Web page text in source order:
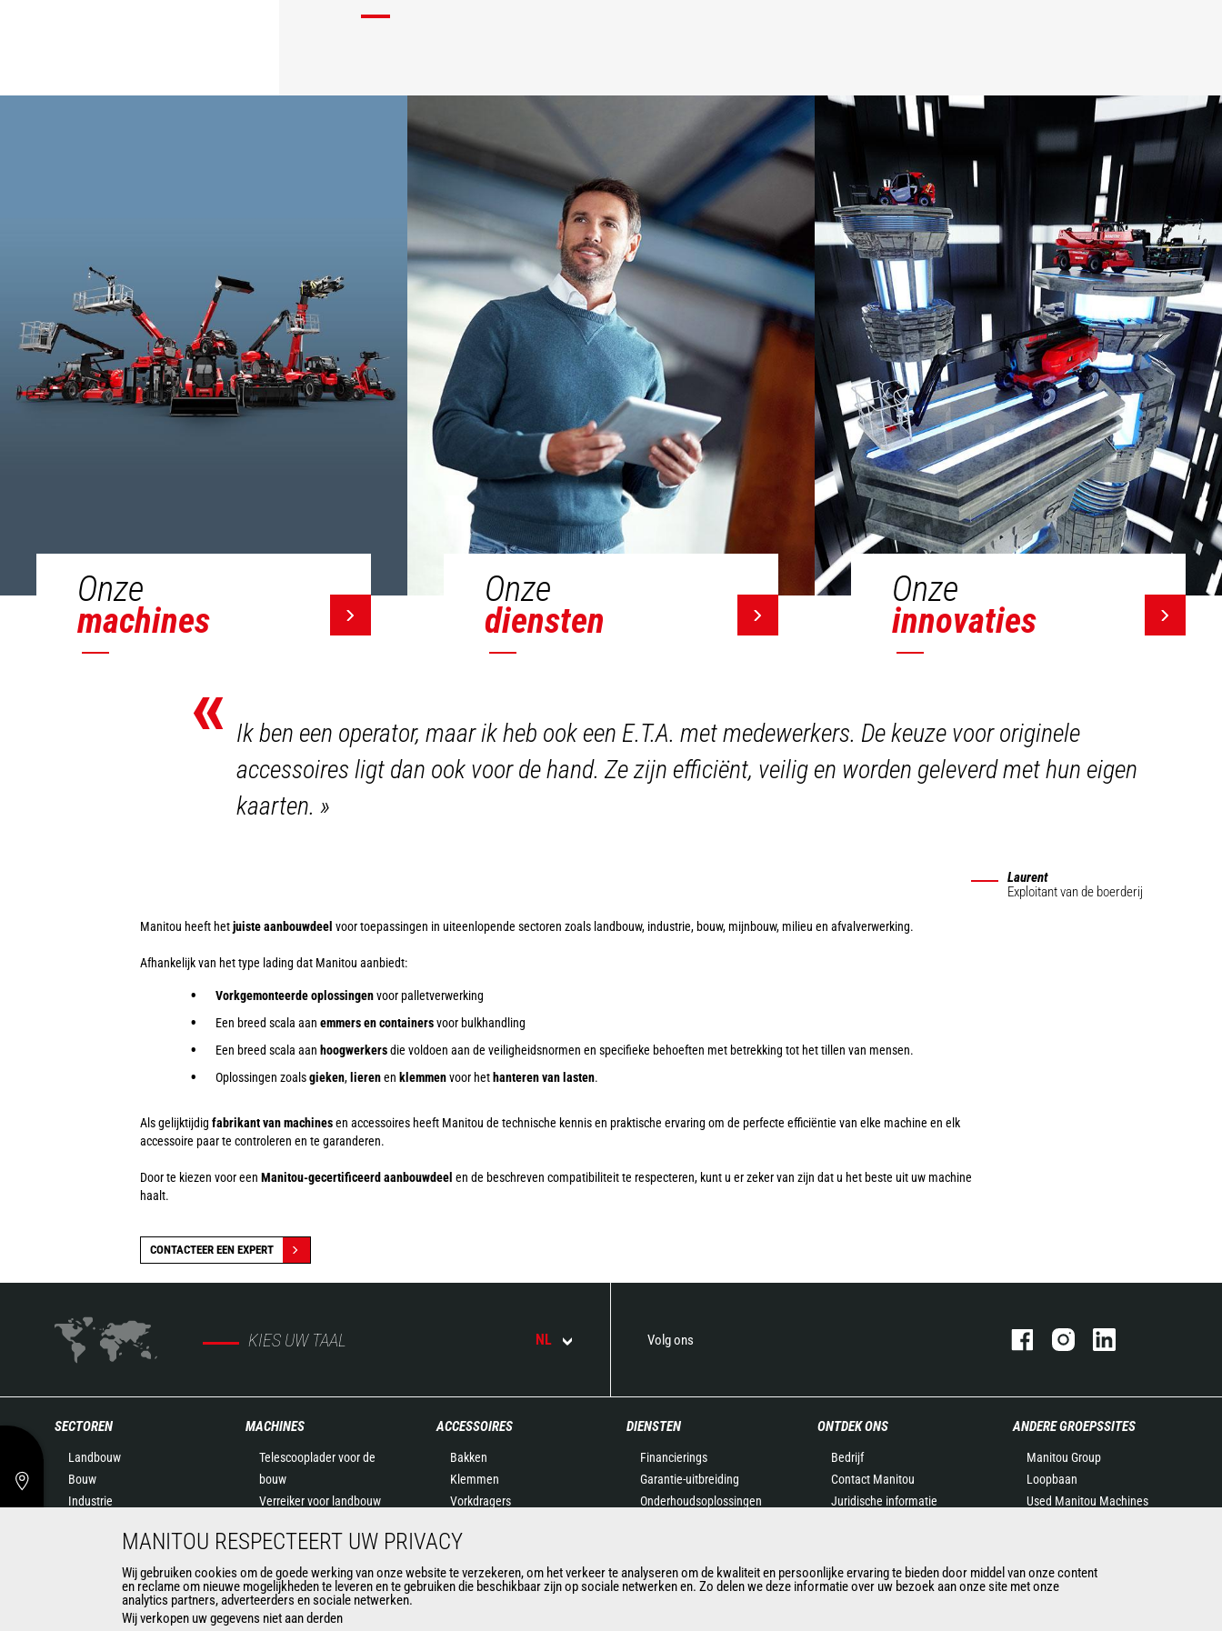
Onze
machines
Onze
diensten
Onze
innovaties
« Ik ben een operator, maar ik heb ook een E.T.A. met medewerkers. De keuze voor originele
accessoires ligt dan ook voor de hand. Ze zijn efficiënt, veilig en worden geleverd met hun eigen
kaarten.»
Laurent
Exploitant van de boerderij
Manitou heeft hetjuiste aanbouwdeel voor toepassingen in uiteenlopende sectoren zoals landbouw, industrie, bouw, mijnbouw, milieu en afvalverwerking.
Afhankelijk van het type lading dat Manitou aanbiedt:
Vorkgemonteerde oplossingenvoor palletverwerking
Een breed scala aan emmers en containersvoor bulkhandling
Een breed scala aan hoogwerkersdie voldoen aan de veiligheidsnormen en specifieke behoeften met betrekking tot het tillen van mensen.
Oplossingen zoalsgieken, lieren en klemmenvoor het hanteren van lasten.
Als gelijktijdig fabrikant van machinesen accessoires heeft Manitou de technische kennis en praktische ervaring om de perfecte efficiëntie van elke machine en elk
accessoire paar te controleren en te garanderen.
Door te kiezen voor een Manitou-gecertificeerd aanbouwdeel en de beschreven compatibiliteit te respecteren, kunt u er zeker van zijn dat u het beste uit uw machine
haalt.
CONTACTEER EEN EXPERT
KIES UW TAAL NL Volg ons
SECTOREN
Landbouw
Bouw
Industrie
MACHINES
Telescooplader voor de
bouw
Verreiker voor landbouw
Knikladers
Hoogwerkers
Opslag in magazijnen
Meeneemheftrucks
ACCESSOIRES
Bakken
Klemmen
Vorkdragers
Gieken
Platformen
Betonstortbakken
DIENSTEN
Financierings
Garantie-uitbreiding
Onderhoudsoplossingen
Outil de Diagnostic
Formations
ONTDEK ONS
Bedrijf
Contact Manitou
Juridische informatie
Geschiedenis
General Terms and
ANDERE GROEPSSITES
Manitou Group
Loopbaan
Used Manitou Machines
Edge Attachments
MANITOU RESPECTEERT UW PRIVACY
Wij gebruiken cookies om de goede werking van onze website te verzekeren, om het verkeer te analyseren om de kwaliteit en persoonlijke ervaring te bieden door middel van onze content
en reclame om nieuwe mogelijkheden te leveren en te gebruiken die beschikbaar zijn op sociale netwerken en. Zo delen we deze informatie over uw bezoek aan onze site met onze
analytics partners, adverteerders en sociale netwerken.
Wij verkopen uw gegevens niet aan derden